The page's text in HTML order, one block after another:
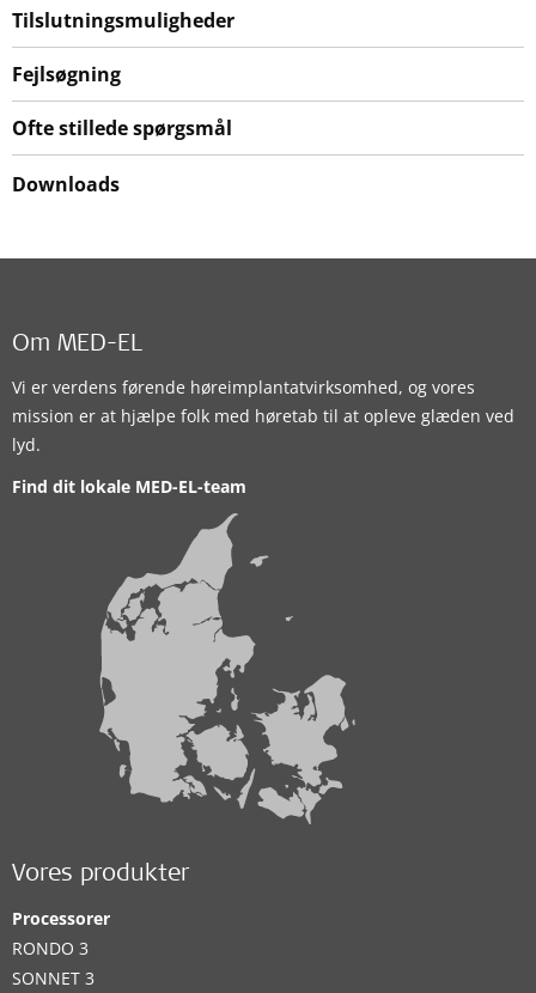
Tilslutningsmuligheder
Fejlsøgning
Ofte stillede spørgsmål
Downloads
Om MED-EL
Vi er verdens førende høreimplantatvirksomhed, og vores
mission er at hjælpe folk med høretab til at opleve glæden ved
lyd.
Find dit lokale MED-EL-team
Vores produkter
Processorer
RONDO 3
SONNET 3